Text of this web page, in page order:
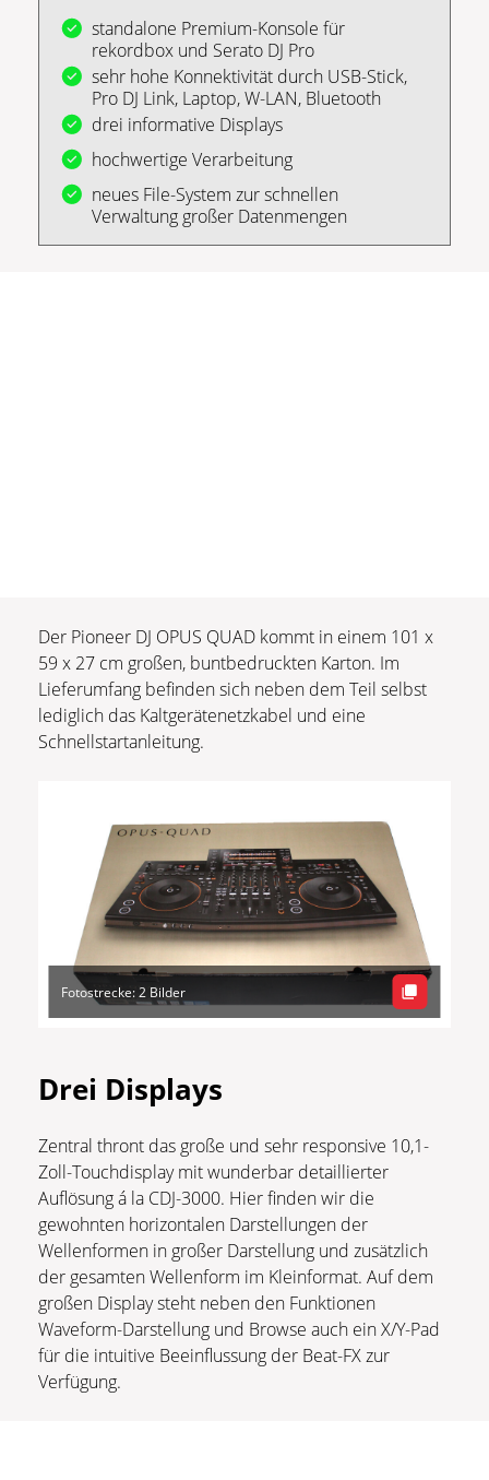
standalone Premium-Konsole für
rekordbox und Serato DJ Pro
sehr hohe Konnektivität durch USB-Stick,
Pro DJ Link, Laptop, W-LAN, Bluetooth
drei informative Displays
hochwertige Verarbeitung
neues File-System zur schnellen
Verwaltung großer Datenmengen
Der Pioneer DJ OPUS QUAD kommt in einem 101 x
59 x 27 cm großen, buntbedruckten Karton. Im
Lieferumfang befinden sich neben dem Teil selbst
lediglich das Kaltgerätenetzkabel und eine
Schnellstartanleitung.
Fotostrecke: 2 Bilder
Drei Displays
Zentral thront das große und sehr responsive 10,1-
Zoll-Touchdisplay mit wunderbar detaillierter
Auflösung á la CDJ-3000. Hier finden wir die
gewohnten horizontalen Darstellungen der
Wellenformen in großer Darstellung und zusätzlich
der gesamten Wellenform im Kleinformat. Auf dem
großen Display steht neben den Funktionen
Waveform-Darstellung und Browse auch ein X/Y-Pad
für die intuitive Beeinflussung der Beat-FX zur
Verfügung.